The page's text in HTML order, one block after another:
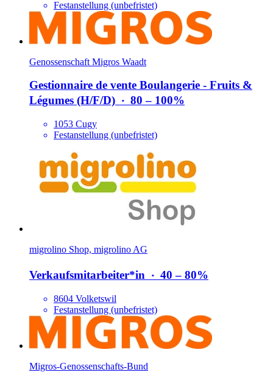
Festanstellung (unbefristet)
Genossenschaft Migros Waadt
Gestionnaire de vente Boulangerie - Fruits &
Légumes (H/​F/​D) ‧ 80 – 100%
1053 Cugy
Festanstellung (unbefristet)
migrolino Shop, migrolino AG
Verkaufsmitarbeiter*​in ‧ 40 – 80%
8604 Volketswil
Festanstellung (unbefristet)
Migros-Genossenschafts-Bund